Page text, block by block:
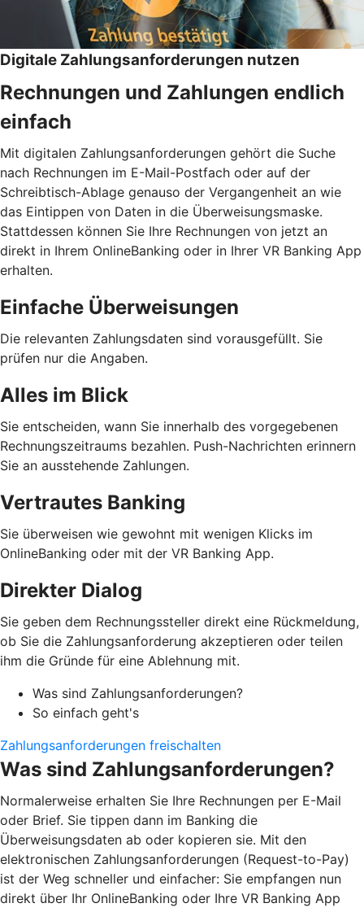
Digitale Zahlungsanforderungen nutzen
Rechnungen und Zahlungen endlich
einfach
Mit digitalen Zahlungsanforderungen gehört die Suche
nach Rechnungen im E-Mail-Postfach oder auf der
Schreibtisch-Ablage genauso der Vergangenheit an wie
das Eintippen von Daten in die Überweisungsmaske.
Stattdessen können Sie Ihre Rechnungen von jetzt an
direkt in Ihrem OnlineBanking oder in Ihrer VR Banking App
erhalten.
Einfache Überweisungen
Die relevanten Zahlungsdaten sind vorausgefüllt. Sie
prüfen nur die Angaben.
Alles im Blick
Sie entscheiden, wann Sie innerhalb des vorgegebenen
Rechnungszeitraums bezahlen. Push-Nachrichten erinnern
Sie an ausstehende Zahlungen.
Vertrautes Banking
Sie überweisen wie gewohnt mit wenigen Klicks im
OnlineBanking oder mit der VR Banking App.
Direkter Dialog
Sie geben dem Rechnungssteller direkt eine Rückmeldung,
ob Sie die Zahlungsanforderung akzeptieren oder teilen
ihm die Gründe für eine Ablehnung mit.
Was sind Zahlungsanforderungen?
So einfach geht's
Zahlungsanforderungen freischalten
Was sind Zahlungsanforderungen?
Normalerweise erhalten Sie Ihre Rechnungen per E-Mail
oder Brief. Sie tippen dann im Banking die
Überweisungsdaten ab oder kopieren sie. Mit den
elektronischen Zahlungsanforderungen (Request-to-Pay)
ist der Weg schneller und einfacher: Sie empfangen nun
direkt über Ihr OnlineBanking oder Ihre VR Banking App